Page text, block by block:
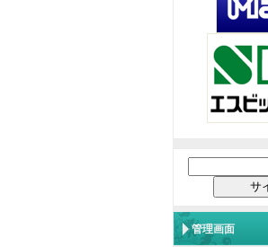
管理画面